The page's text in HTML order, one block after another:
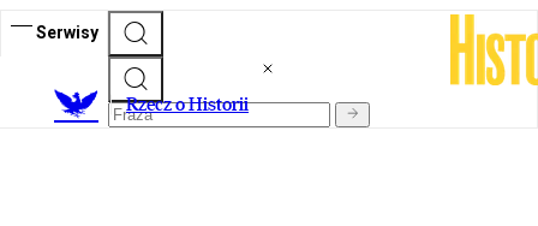
Serwisy
Rzecz o Historii